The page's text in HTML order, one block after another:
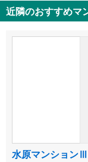
近隣のおすすめマ
水原マンション